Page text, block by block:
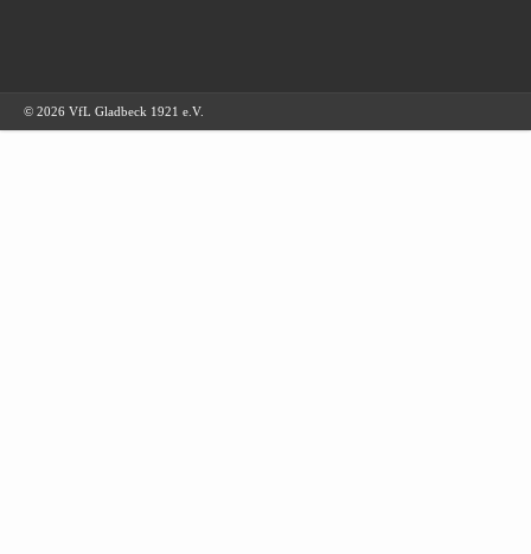
© 2026 VfL Gladbeck 1921 e.V.